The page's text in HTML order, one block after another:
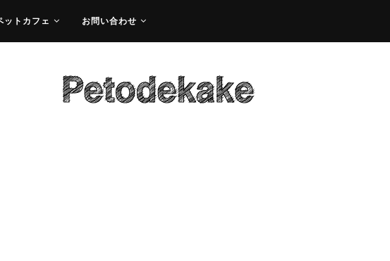
ットカフェ お問い合わせ